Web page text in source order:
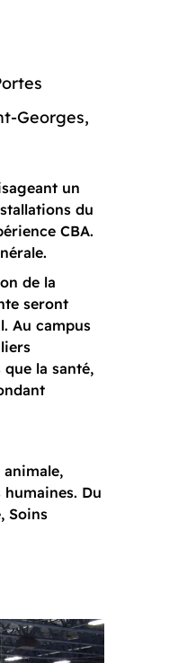
Georges,
un
du
CBA.
de la
seront
Au campus
la santé,
Du
Soins